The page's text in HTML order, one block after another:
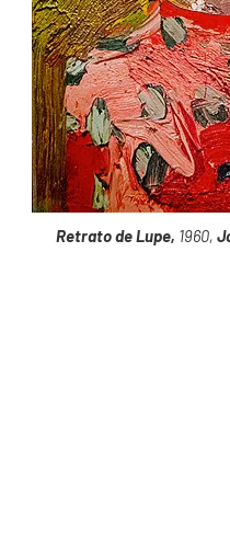
Retrato de Lupe, 1960,